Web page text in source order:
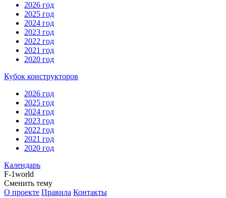
2026 год
2025 год
2024 год
2023 год
2022 год
2021 год
2020 год
Кубок конструкторов
2026 год
2025 год
2024 год
2023 год
2022 год
2021 год
2020 год
Календарь
F-1world
Сменить тему
О проекте Правила Контакты